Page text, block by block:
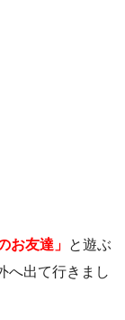
お友達」 と遊ぶ
へ出て行きまし